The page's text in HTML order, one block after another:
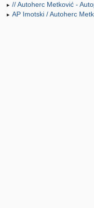
► // Autoherc Metković -
► AP Imotski / Autoherc